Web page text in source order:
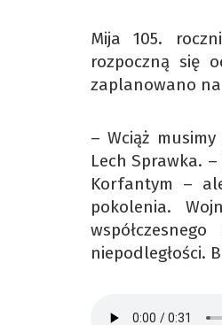
Mija 105.
rozpoczną się
zaplanowano na
– Wciąż
Lech Sprawka.
Korfantym –
pokolenia.
niepodległości.